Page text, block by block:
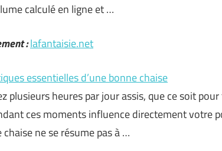
calculé en ligne et …
:lafantaisie.net
essentielles d’une bonne chaise
plusieurs heures par jour assis, que ce soit
ces moments influence directement votre
chaise ne se résume pas à …